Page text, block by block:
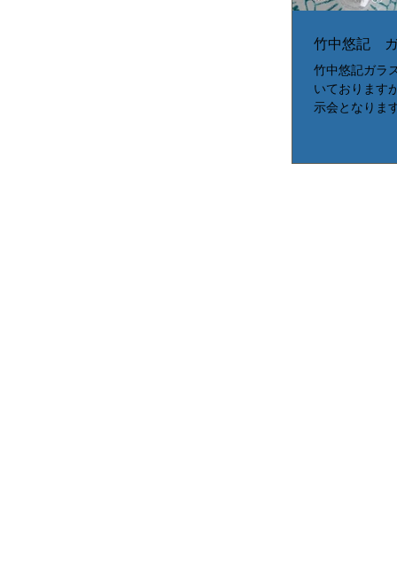
竹中悠記
竹中悠記ガラ
いております
示会となりま
期中無休 作